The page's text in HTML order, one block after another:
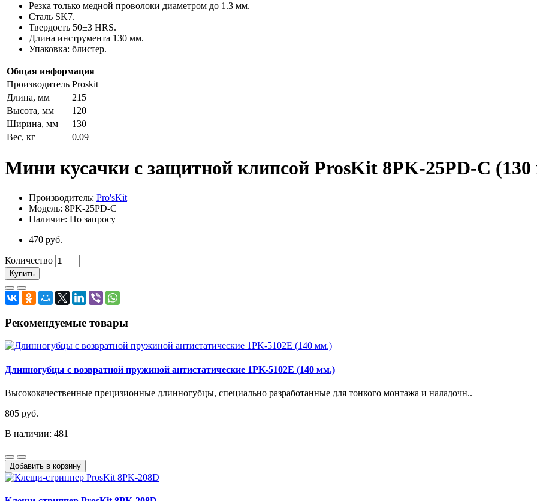
Резка только медной проволоки диаметром до 1.3 мм.
Сталь SK7.
Твердость 50±3 HRS.
Длина инструмента 130 мм.
Упаковка: блистер.
Общая информация
Производитель Proskit
Длина, мм
215
Высота, мм
120
Ширина, мм
130
Вес, кг
0.09
Мини кусачки с защитной клипсой ProsKit 8PK-25PD-C
Производитель: Pro'sKit
Модель: 8PK-25PD-C
Наличие: По запросу
470 руб.
Количество
Купить
Рекомендуемые товары
Длинногубцы с возвратной пружиной антистатические 1PK-5102E (140 мм.)
Высококачественные прецизионные длинногубцы, специально разработанные для тонкого монтажа и наладочн..
805 руб.
В наличии: 481
Добавить в корзину